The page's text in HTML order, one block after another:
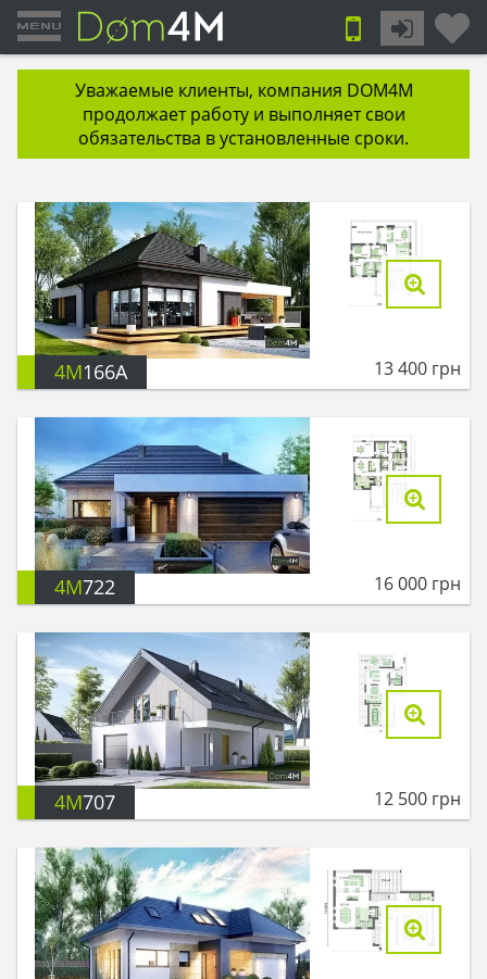
Уважаемые клиенты, компания DOM4M
продолжает работу и выполняет свои
обязательства в установленные сроки.
4M166A 13 400 грн
4M722 16 000 грн
4M707 12 500 грн